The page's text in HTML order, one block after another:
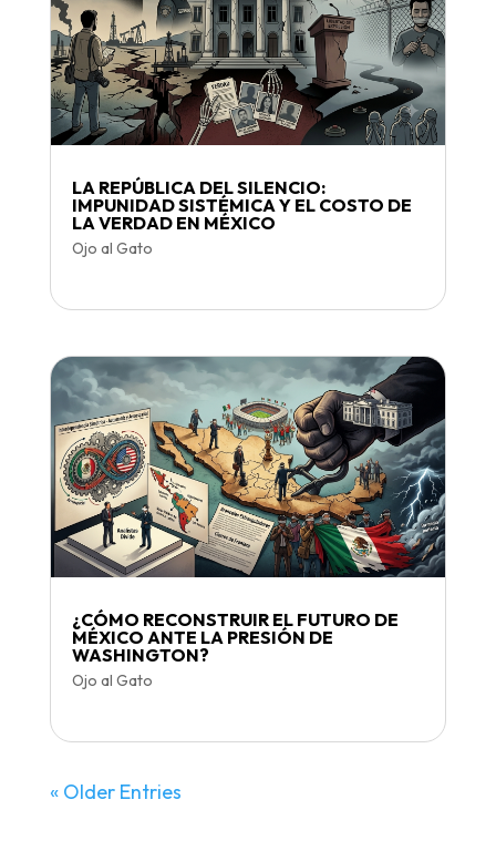
LA REPÚBLICA DEL SILENCIO:
IMPUNIDAD SISTÉMICA Y EL COSTO DE
LA VERDAD EN MÉXICO
Ojo al Gato
¿CÓMO RECONSTRUIR EL FUTURO DE
MÉXICO ANTE LA PRESIÓN DE
WASHINGTON?
Ojo al Gato
« Older Entries